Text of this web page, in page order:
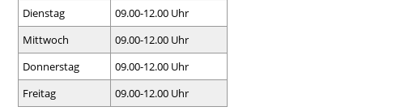
Dienstag
09.00-12.00 Uhr
Mittwoch
09.00-12.00 Uhr
Donnerstag
09.00-12.00 Uhr
Freitag
09.00-12.00 Uhr